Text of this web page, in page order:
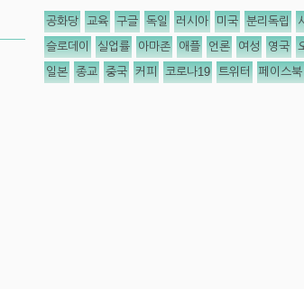
공화당 교육 구글 독일 러시아 미국 분리독립
슬로데이 실업률 아마존 애플 언론 여성 영국
일본 종교 중국 커피 코로나19 트위터 페이스북